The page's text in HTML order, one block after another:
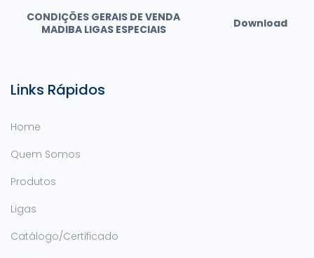
CONDIÇÕES GERAIS DE VENDA
MADIBA LIGAS ESPECIAIS
Download
Links Rápidos
Home
Quem Somos
Produtos
Ligas
Catálogo/Certificado